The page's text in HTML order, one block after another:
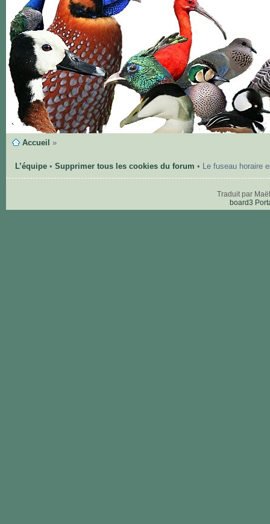
Accueil »
L’équipe• Supprimer tous les cookies du forum • Le fuseau horaire
Traduit par
board3